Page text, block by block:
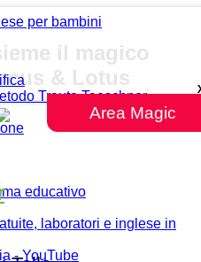
Traute Taeschner
educativo
laboratori e inglese in
- YouTube
Area Magic
il magico
& Lotus